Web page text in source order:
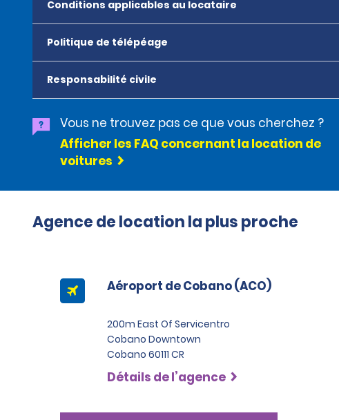
Conditions applicables au locataire
Politique de télépéage
Responsabilité civile
Vous ne trouvez pas ce que vous cherchez ?
Afficher les FAQ concernant la location de
voitures
Agence de location la plus proche
Aéroport de Cobano (ACO)
200m East Of Servicentro
Cobano Downtown
Cobano 60111 CR
Détails de l’agence